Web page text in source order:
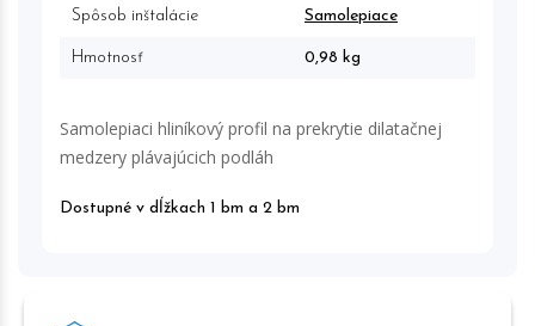
Spôsob inštalácie Samolepiace
Hmotnosť 0,98 kg
Samolepiaci hliníkový profil na prekrytie dilatačnej
medzery plávajúcich podláh
Dostupné v dĺžkach 1 bm a 2 bm